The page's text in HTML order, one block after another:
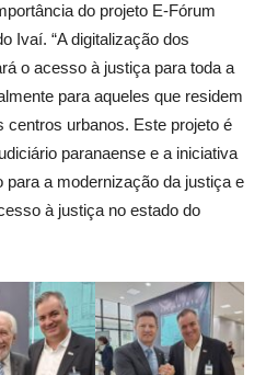
do projeto E-Fórum
Ivaí. “A digitalização dos
o acesso à justiça para toda a
para aqueles que residem
urbanos. Este projeto é
paranaense e a iniciativa
para a modernização da justiça e
à justiça no estado do